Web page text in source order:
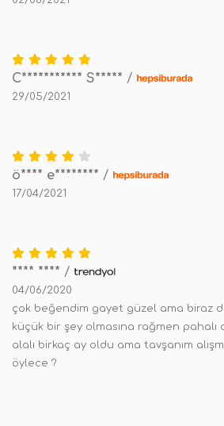
C*********** S***** /
29/05/2021
ö**** e******** /
17/04/2021
**** **** /
04/06/2020
çok beğendim gayet güzel ama biraz
küçük bir şey olmasına rağmen pahalı
alalı birkaç ay oldu ama tavşanım
öylece ?